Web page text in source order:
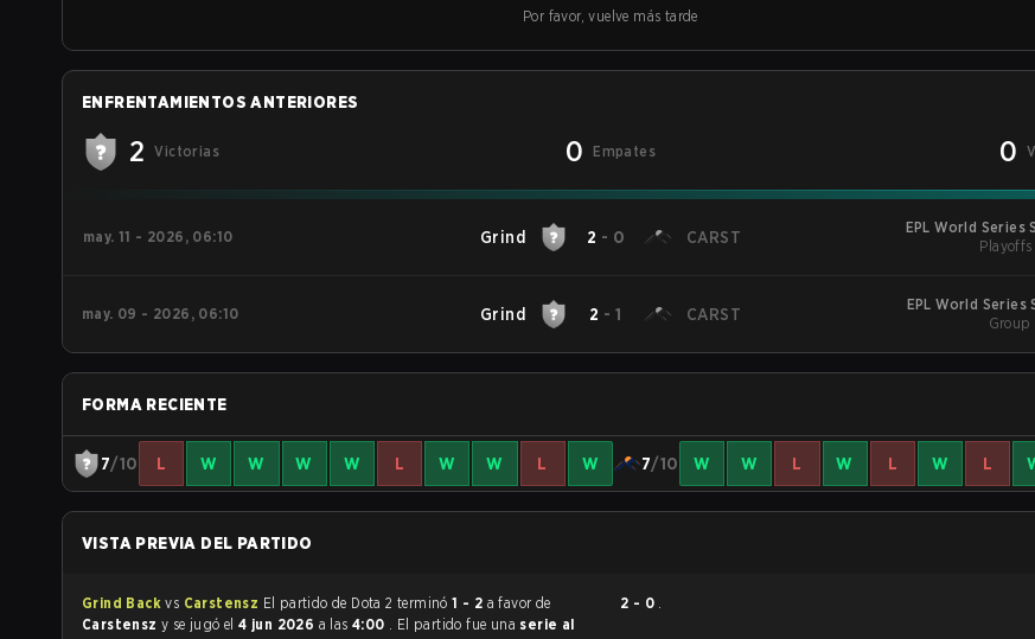
Por favor, vuelve más tarde
ENFRENTAMIENTOS ANTERIORES
2 Victorias 0 Empates 0
may. 11 - 2026, 06:10 Grind 2 - 0 CARST
EPL World Series
may. 09 - 2026, 06:10 Grind 2 -1 CARST
EPL World Series
Group
FORMA RECIENTE
7/10 L W W W W L W W L W 7/10 W W L W L W L
VISTA PREVIA DEL PARTIDO
Grind Backvs Carstensz El partido de Dota 2 terminó1 - 2 a favor de
Carstensz y se jugó el4 jun 2026 a las 4:00 . El partido fue una serie al
2 - 0 .